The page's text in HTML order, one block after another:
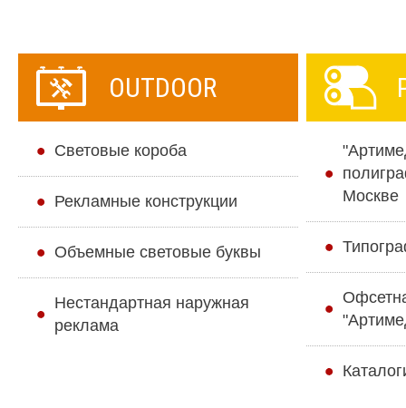
OUTDOOR
Cветовые короба
Рекламные конструкции
Объемные световые буквы
Нестандартная наружная
реклама
Москве